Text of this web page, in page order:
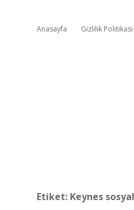
Anasayfa Gizlilik Politikası
Etiket: Keynes